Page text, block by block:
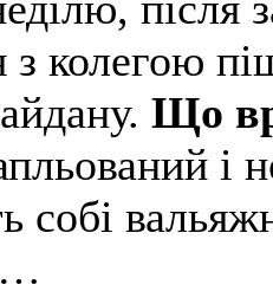
колегою
Що
і
собі